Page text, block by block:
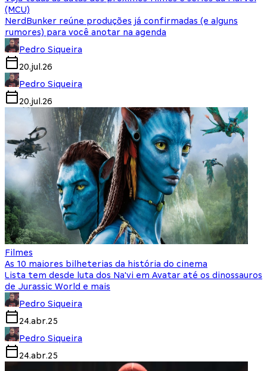
(MCU)
NerdBunker reúne produções já confirmadas (e alguns
rumores) para você anotar na agenda
Pedro Siqueira
20.jul.26
Pedro Siqueira
20.jul.26
Filmes
As 10 maiores bilheterias da história do cinema
Lista tem desde luta dos Na'vi em Avatar até os dinossauros
de Jurassic World e mais
Pedro Siqueira
24.abr.25
Pedro Siqueira
24.abr.25